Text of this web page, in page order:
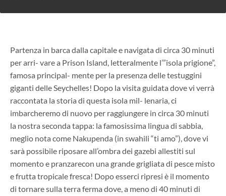
Partenza in barca dalla capitale e navigata di circa 30 minuti
per arri- vare a Prison Island, letteralmente l’”isola prigione”,
famosa principal- mente per la presenza delle testuggini
giganti delle Seychelles! Dopo la visita guidata dove vi verrà
raccontata la storia di questa isola mil- lenaria, ci
imbarcheremo di nuovo per raggiungere in circa 30 minuti
la nostra seconda tappa: la famosissima lingua di sabbia,
meglio nota come Nakupenda (in swahili “ti amo”), dove vi
sarà possibile riposare all’ombra dei gazebi allestiti sul
momento e pranzarecon una grande grigliata di pesce misto
e frutta tropicale fresca! Dopo esserci ripresi è il momento
di tornare sulla terra ferma dove, a meno di 40 minuti di